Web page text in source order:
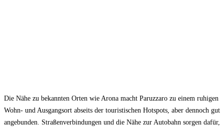
Die Nähe zu bekannten Orten wie Arona macht Paruzzaro zu einem ruhigen
Wohn- und Ausgangsort abseits der touristischen Hotspots, aber dennoch gut
angebunden. Straßenverbindungen und die Nähe zur Autobahn sorgen dafür,